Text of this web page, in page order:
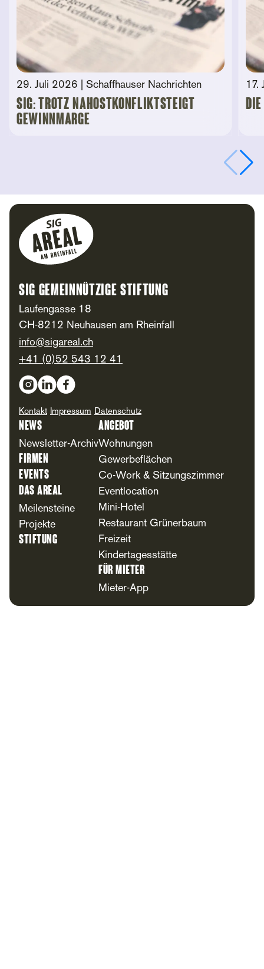
29. Juli 2026 | Schaffhauser Nachrichten
SIG: Trotz Nahostkonfliktsteigt
Gewinnmarge
17.
SIG Gemeinnützige Stiftung
Laufengasse 18
CH-8212 Neuhausen am Rheinfall
info@sigareal.ch
+41 (0)52 543 12 41
Social Media
Kontakt Impressum Datenschutz
News
Newsletter-Archiv
Firmen
Events
Das Areal
Meilensteine
Projekte
Stiftung
Angebot
Wohnungen
Gewerbeflächen
Co-Work & Sitzungszimmer
Eventlocation
Mini-Hotel
Restaurant Grünerbaum
Freizeit
Kindertagesstätte
Für Mieter
Mieter-App